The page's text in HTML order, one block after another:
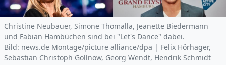
Christine Neubauer, Simone Thomalla, Jeanette Biedermann
und Fabian Hambüchen sind bei "Let's Dance" dabei.
Bild: news.de Montage/picture alliance/dpa | Felix Hörhager,
Sebastian Christoph Gollnow, Georg Wendt, Hendrik Schmidt